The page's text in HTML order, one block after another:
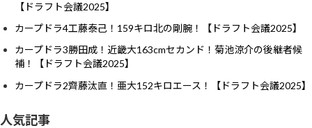
【ドラフト会議2025】
カープドラ4工藤泰己！159キロ北の剛腕！【ドラフト会議2025】
カープドラ3勝田成！近畿大163cmセカンド！菊池涼介の後継者候
補！【ドラフト会議2025】
カープドラ2齊藤汰直！亜大152キロエース！【ドラフト会議2025】
人気記事